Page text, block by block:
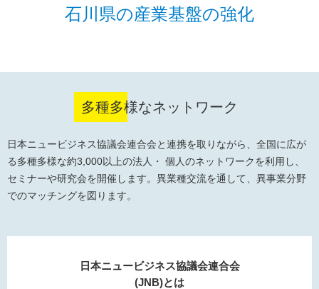
石川県の産業基盤の強化
多種多様なネットワーク
日本ニュービジネス協議会連合会と連携を取りながら、全国に広が
る多種多様な約3,000以上の法人・ 個人のネットワークを利用し、
セミナーや研究会を開催します。 異業種交流を通して、異事業分野
でのマッチングを図ります。
日本ニュービジネス協議会連合会
(JNB)とは